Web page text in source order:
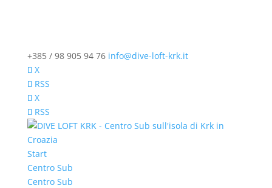
+385 / 98 905 94 76 info@dive-loft-krk.it
X
RSS
X
RSS
Start
Centro Sub
Centro Sub